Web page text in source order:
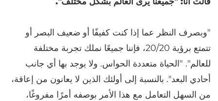
"وبصرف النظر عما إذا كنت كفيفًا أو ضعيف البصر أو
تتمتع برؤية 20/20، فإننا جميعًا نملك تجربة مختلفة
للعالم". "الحياة متعددة الحواس. ولا يوجد بها أي جانب
أحادي البعد". بالنسبة إلى أولئك الذين لا يعانون من إعاقة،
من السهل التعامل مع هذا الأمر بوصفه أمرًا مفروغًا،